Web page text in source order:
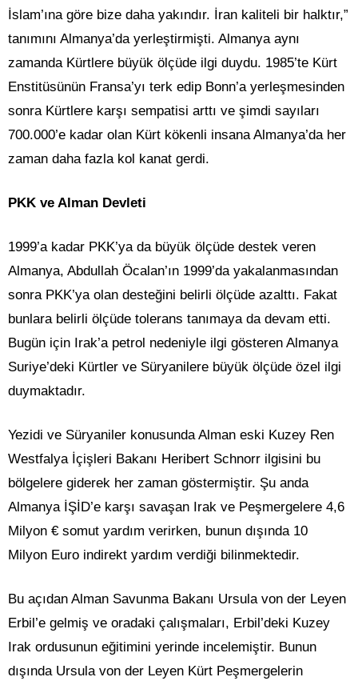
İslam’ına göre bize daha yakındır. İran kaliteli bir halktır,”
tanımını Almanya’da yerleştirmişti. Almanya aynı
zamanda Kürtlere büyük ölçüde ilgi duydu. 1985’te Kürt
Enstitüsünün Fransa’yı terk edip Bonn’a yerleşmesinden
sonra Kürtlere karşı sempatisi arttı ve şimdi sayıları
700.000’e kadar olan Kürt kökenli insana Almanya’da her
zaman daha fazla kol kanat gerdi.
PKK ve Alman Devleti
1999’a kadar PKK’ya da büyük ölçüde destek veren
Almanya, Abdullah Öcalan’ın 1999’da yakalanmasından
sonra PKK’ya olan desteğini belirli ölçüde azalttı. Fakat
bunlara belirli ölçüde tolerans tanımaya da devam etti.
Bugün için Irak’a petrol nedeniyle ilgi gösteren Almanya
Suriye’deki Kürtler ve Süryanilere büyük ölçüde özel ilgi
duymaktadır.
Yezidi ve Süryaniler konusunda Alman eski Kuzey Ren
Westfalya İçişleri Bakanı Heribert Schnorr ilgisini bu
bölgelere giderek her zaman göstermiştir. Şu anda
Almanya İŞİD’e karşı savaşan Irak ve Peşmergelere 4,6
Milyon € somut yardım verirken, bunun dışında 10
Milyon Euro indirekt yardım verdiği bilinmektedir.
Bu açıdan Alman Savunma Bakanı Ursula von der Leyen
Erbil’e gelmiş ve oradaki çalışmaları, Erbil’deki Kuzey
Irak ordusunun eğitimini yerinde incelemiştir. Bunun
dışında Ursula von der Leyen Kürt Peşmergelerin